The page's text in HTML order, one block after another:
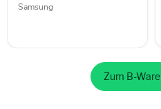
Samsung
Zum B-